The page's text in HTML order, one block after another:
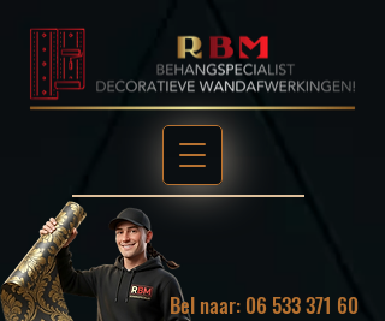
Bel naar: 06 533 371 60